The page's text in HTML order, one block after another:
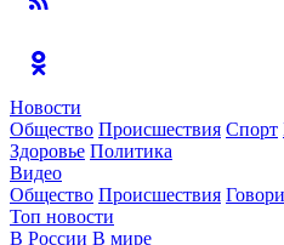
Новости
Общество Происшествия Спорт
Здоровье Политика
Видео
Общество Происшествия
Топ новости
В России В мире